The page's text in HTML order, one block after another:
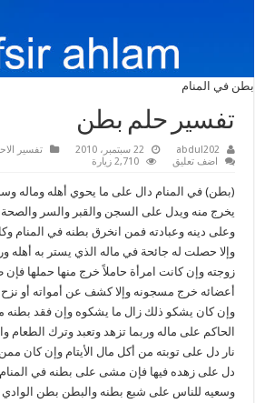
بطن في المنام
تفسير حلم بطن
abdul202 22 سبتمبر، 2010
تفسير
اضف تعليق
2,710 زيارة
(بطن) في المنام دال على ما يحوي أهله وماله
يخرج منه ويدل على السجن والقبر والسر
وعلى دينه وعبادته فمن انخرق بطنه في المنام
وإلا حصلت له جائحة في ماله الذي يستر به أهله
زوجته وإن كانت امرأة حاملاً خرج منها حملها
أعضائه خرج مسجونه وإلا كشف عن أمواته أو
وإن كان يشكو ذلك زال ما يشكوه وإن فقد بطنه
الحاكم على ماله وربما تزهد وتعبد وترك
نار دل على توبته من أكل مال الأيتام وإن كان
دل على زهده فيها فإن مشى على بطنه في المنام
وسعيه للناس على شبع بطنه والبطن بطن